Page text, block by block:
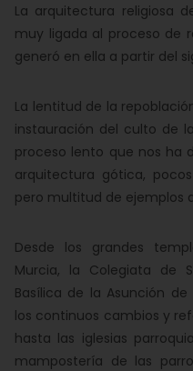
La arquitectura religiosa
muy ligada al proceso de
generó en ella a partir del
La lentitud de la
instauración del culto de
proceso lento que nos ha
arquitectura gótica,
pero multitud de ejemplos
Desde los grandes
Murcia, la Colegiata de
Basílica de la Asunción
los continuos cambios y
hasta las iglesias
mampostería de las